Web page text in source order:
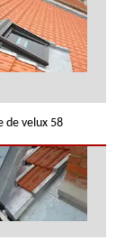
de velux 58